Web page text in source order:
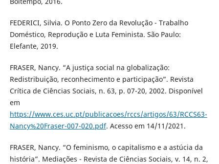
FEDERICI, Silvia. O Ponto Zero da Revolução - Trabalho
Doméstico, Reprodução e Luta Feminista. São Paulo:
Elefante, 2019.
FRASER, Nancy. “A justiça social na globalização:
Redistribuição, reconhecimento e participação”. Revista
Crítica de Ciências Sociais, n. 63, p. 07-20, 2002. Disponível
em
https://www.ces.uc.pt/publicacoes/rccs/artigos/63/RCCS63-
Nancy%20Fraser-007-020.pdf. Acesso em 14/11/2021.
FRASER, Nancy. “O feminismo, o capitalismo e a astúcia da
história”. Mediações - Revista de Ciências Sociais, v. 14, n. 2,